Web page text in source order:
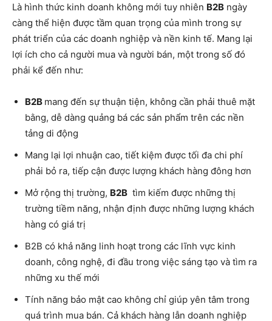
Là hình thức kinh doanh không mới tuy nhiên B2B ngày
càng thể hiện được tầm quan trọng của mình trong sự
phát triển của các doanh nghiệp và nền kinh tế. Mang lại
lợi ích cho cả người mua và người bán, một trong số đó
phải kể đến như:
B2B mang đến sự thuận tiện, không cần phải thuê mặt
bằng, dễ dàng quảng bá các sản phẩm trên các nền
tảng di động
Mang lại lợi nhuận cao, tiết kiệm được tối đa chi phí
phải bỏ ra, tiếp cận được lượng khách hàng đông hơn
Mở rộng thị trường, B2B tìm kiếm được những thị
trường tiềm năng, nhận định được những lượng khách
hàng có giá trị
B2B có khả năng linh hoạt trong các lĩnh vực kinh
doanh, công nghệ, đi đầu trong việc sáng tạo và tìm ra
những xu thế mới
Tính năng bảo mật cao không chỉ giúp yên tâm trong
quá trình mua bán. Cả khách hàng lẫn doanh nghiệp